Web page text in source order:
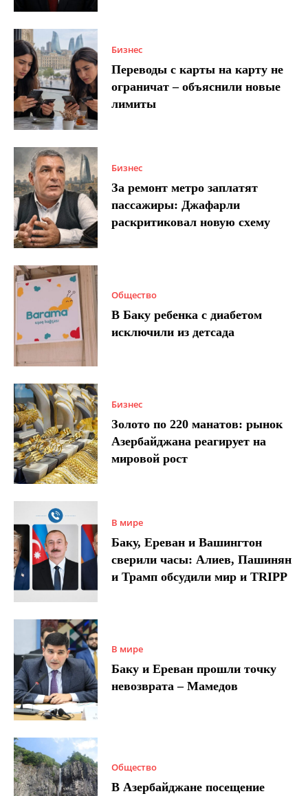
Бизнес
Переводы с карты на карту не
ограничат – объяснили новые
лимиты
Бизнес
За ремонт метро заплатят
пассажиры: Джафарли
раскритиковал новую схему
Общество
В Баку ребенка с диабетом
исключили из детсада
Бизнес
Золото по 220 манатов: рынок
Азербайджана реагирует на
мировой рост
В мире
Баку, Ереван и Вашингтон
сверили часы: Алиев, Пашинян
и Трамп обсудили мир и TRIPP
В мире
Баку и Ереван прошли точку
невозврата – Мамедов
Общество
В Азербайджане посещение